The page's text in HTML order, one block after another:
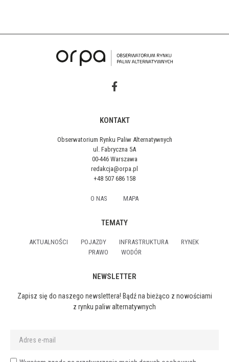
KONTAKT
Obserwatorium Rynku Paliw Alternatywnych
ul. Fabryczna 5A
00-446 Warszawa
redakcja@orpa.pl
+48 507 686 158
O NAS MAPA
TEMATY
AKTUALNOŚCI POJAZDY INFRASTRUKTURA
RYNEK
PRAWO
WODÓR
NEWSLETTER
Zapisz się do naszego newslettera! Bądź na bieżąco z nowościami
z rynku paliw alternatywnych